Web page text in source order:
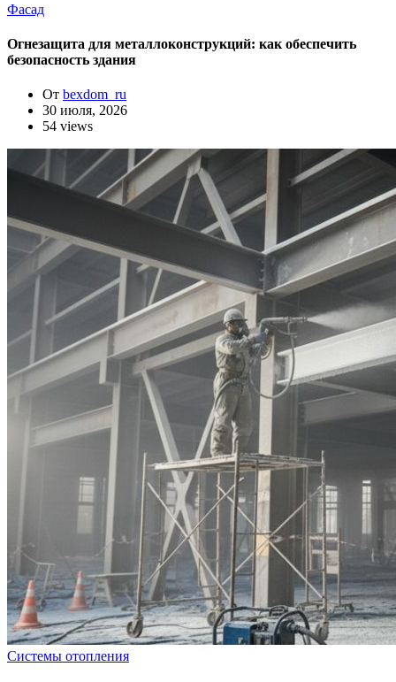
Фасад
Огнезащита для металлоконструкций: как обеспечить
безопасность здания
От bexdom_ru
30 июля, 2026
54 views
Системы отопления